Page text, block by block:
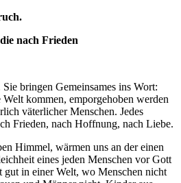
nach Frieden
bringen Gemeinsames ins Wort:
kommen, emporgehoben werden
väterlicher Menschen. Jedes
Frieden, nach Hoffnung, nach Liebe.
Himmel, wärmen uns an der einen
eines jeden Menschen vor Gott
in einer Welt, wo Menschen nicht